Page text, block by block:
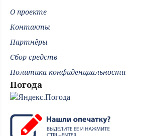
О проекте
Контакты
Партнёры
Сбор средств
Политика конфиденциальности
Погода